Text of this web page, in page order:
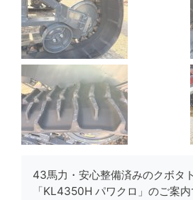
43馬力・安心整備済みのクボタ
「KL4350H パワクロ」のご案内